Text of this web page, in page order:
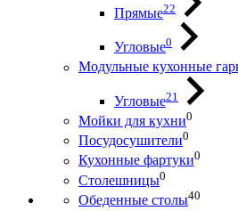
Прямые22
Угловые0
Модульные кухонные
Угловые21
Мойки для кухни0
Посудосушители0
Кухонные фартуки0
Столешницы0
Обеденные столы40